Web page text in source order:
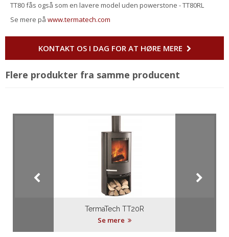
TT80 fås også som en lavere model uden powerstone - TT80RL
Se mere på www.termatech.com
KONTAKT OS I DAG FOR AT HØRE MERE
Flere produkter fra samme producent
TermaTech TT20R
Se mere